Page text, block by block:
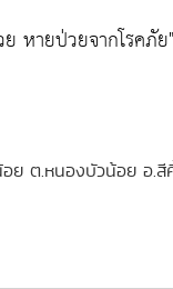
หายป่วยจากโรคภัย"
ย ต.หนองบัวน้อย อ.สี